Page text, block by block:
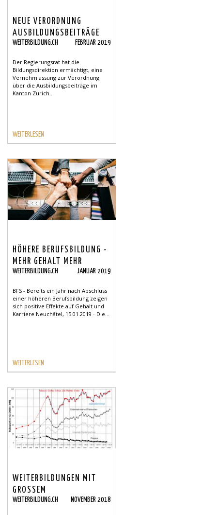
NEUE VERORDNUNG
AUSBILDUNGSBEITRÄGE
WEITERBILDUNG.CH FEBRUAR 2019
Der Regierungsrat hat die
Bildungsdirektion ermächtigt, eine
Vernehmlassung zur Verordnung
über die Ausbildungsbeiträge im
Kanton Zürich...
WEITERLESEN
HÖHERE BERUFSBILDUNG -
MEHR GEHALT MEHR
KARRIERE
WEITERBILDUNG.CH JANUAR 2019
BFS - Bereits ein Jahr nach Abschluss
einer höheren Berufsbildung zeigen
sich positive Effekte auf Gehalt und
Karriere Neuchâtel, 15.01.2019 - Die...
WEITERLESEN
WEITERBILDUNGEN MIT
GROSSEM
STELLENMARKTPOTENZIAL
WEITERBILDUNG.CH NOVEMBER 2018